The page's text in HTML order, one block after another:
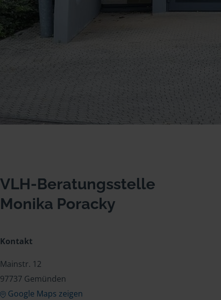
VLH-Beratungsstelle
Monika Poracky
Kontakt
Mainstr. 12
97737 Gemünden
Google Maps zeigen